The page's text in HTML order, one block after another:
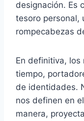
designación. Es
tesoro personal,
rompecabezas
En definitiva, los
tiempo,
de identidades.
nos definen en
manera,